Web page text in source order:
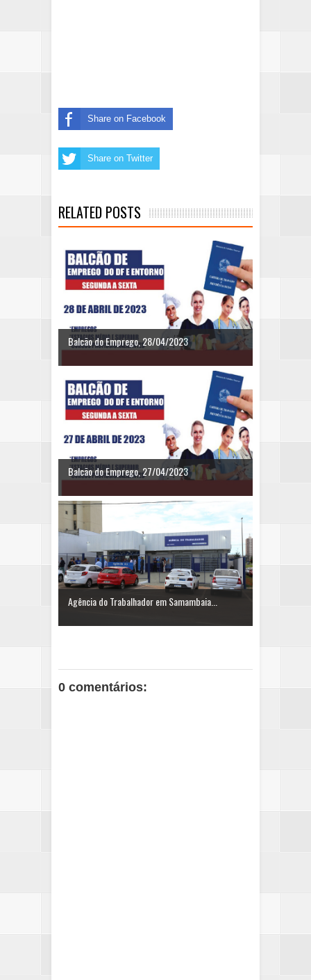
Share on Facebook
Share on Twitter
RELATED POSTS
Balcão do Emprego, 28/04/2023
Balcão do Emprego, 27/04/2023
Agência do Trabalhador em Samambaia...
0 comentários: